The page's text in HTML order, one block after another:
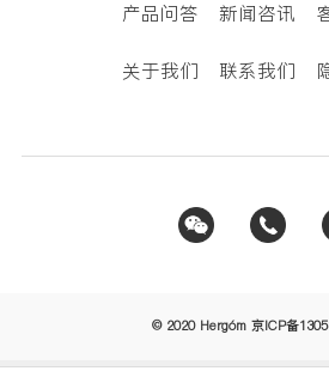
产品问答 新闻咨讯
关于我们 联系我们
© 2020 Hergóm 京ICP备